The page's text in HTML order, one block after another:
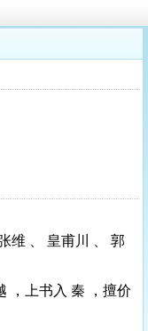
张维 、 皇甫川 、 郭
，上书入 秦 ，擅价